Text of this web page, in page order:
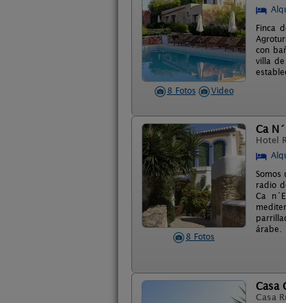
8 Fotos Video
Finca
con
villa
8 Fotos
Ca
Hotel
Somos
radio
Ca
árabe.
Casa
Casa